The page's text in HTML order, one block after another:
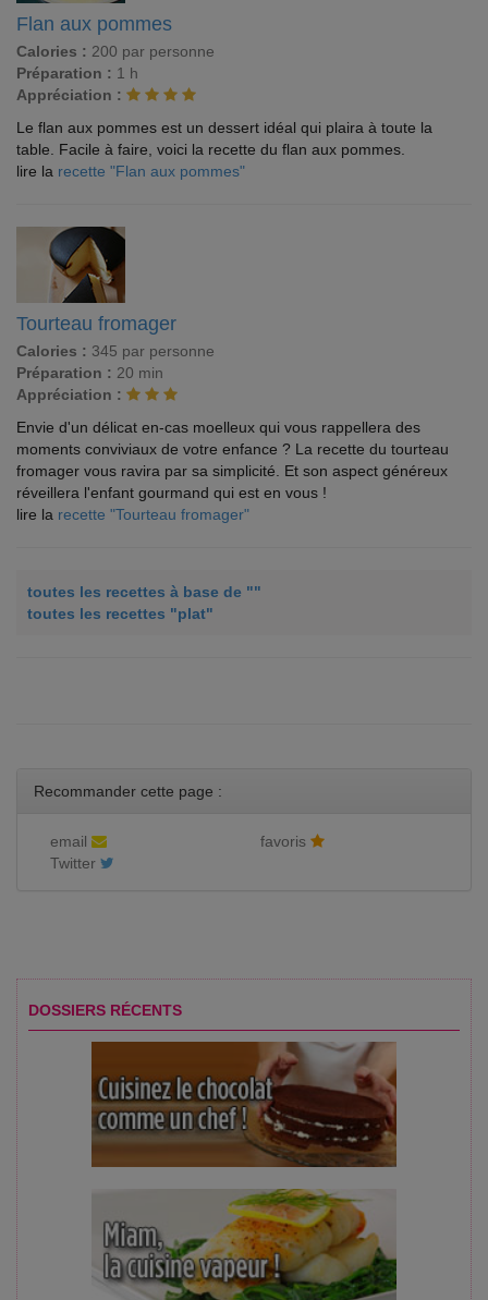
Flan aux pommes
Calories : 200 par personne
Préparation : 1 h
Appréciation :
Le flan aux pommes est un dessert idéal qui plaira à toute la
table. Facile à faire, voici la recette du flan aux pommes.
lire la recette "Flan aux pommes"
Tourteau fromager
Calories : 345 par personne
Préparation : 20 min
Appréciation :
Envie d'un délicat en-cas moelleux qui vous rappellera des
moments conviviaux de votre enfance ? La recette du tourteau
fromager vous ravira par sa simplicité. Et son aspect généreux
réveillera l'enfant gourmand qui est en vous !
lire la recette "Tourteau fromager"
toutes les recettes à base de ""
toutes les recettes "plat"
Recommander cette page :
email
favoris
Twitter
DOSSIERS RÉCENTS